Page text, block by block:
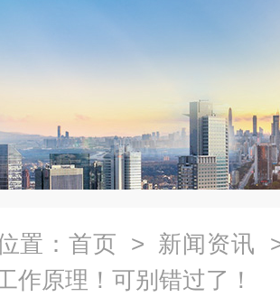
置： 首页 > 新闻资讯
作原理！可别错过了！